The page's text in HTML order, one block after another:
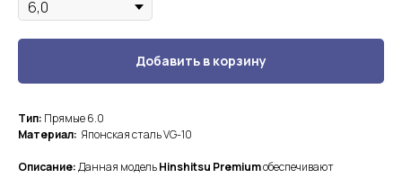
Добавить в корзину
Тип: Прямые 6.0
Материал: Японская сталь VG-10
Описание:Данная модельHinshitsu Premiumобеспечивают